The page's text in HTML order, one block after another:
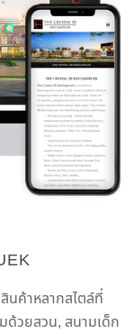
ค้าหลากสไตล์ที่
วยสวน, สนามเด็ก